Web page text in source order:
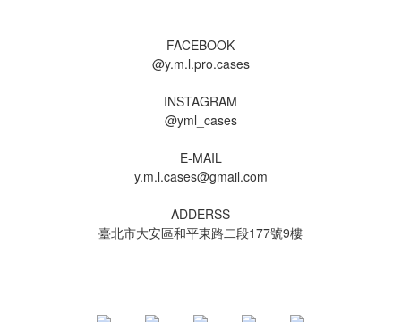
FACEBOOK
@y.m.l.pro.cases
INSTAGRAM
@yml_cases
E-MAIL
y.m.l.cases@gmail.com
ADDERSS
臺北市大安區和平東路二段177號9樓